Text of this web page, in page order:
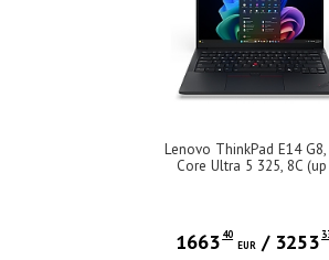
Lenovo ThinkPad E14
Core Ultra 5 325, 8C
Graphics, FHDp&IR
Backlit KB, WLAN, BT,
1663 40
EUR / 3253